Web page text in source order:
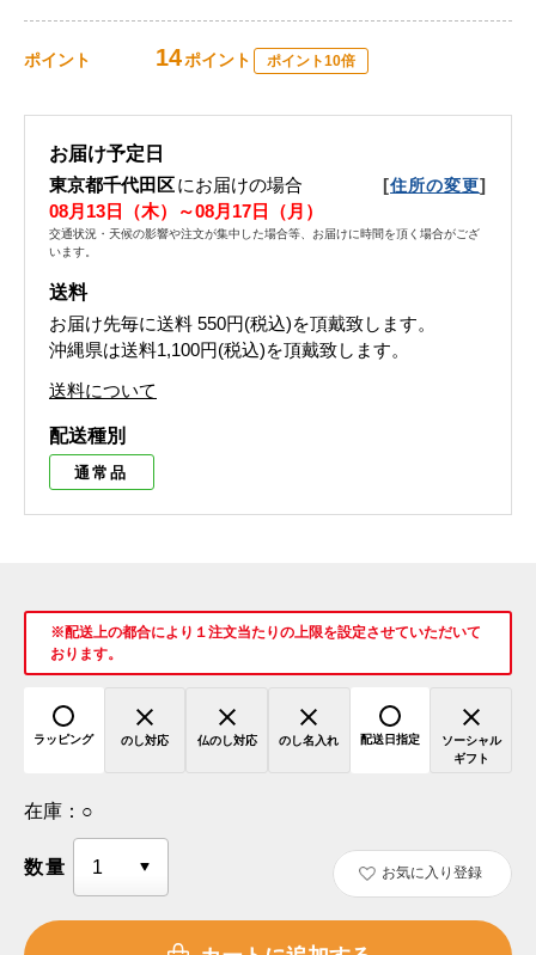
ポイント 14ポイント ポイント10倍
お届け予定日
東京都千代田区にお届けの場合 [住所の変更]
08月13日（木）～08月17日（月）
交通状況・天候の影響や注文が集中した場合等、お届けに時間を頂く場合がござ
います。
送料
お届け先毎に送料 550円(税込)を頂戴致します。
沖縄県は送料1,100円(税込)を頂戴致します。
送料について
配送種別
通常品
※配送上の都合により１注文当たりの上限を設定させていただいて
おります。
ラッピング のし対応 仏のし対応 のし名入れ 配送日指定
ソーシャル
ギフト
在庫： ○
数量 お気に入り登録